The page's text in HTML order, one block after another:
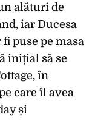
alături de
iar Ducesa
puse pe masa
inițial să se
în
care îl avea
și